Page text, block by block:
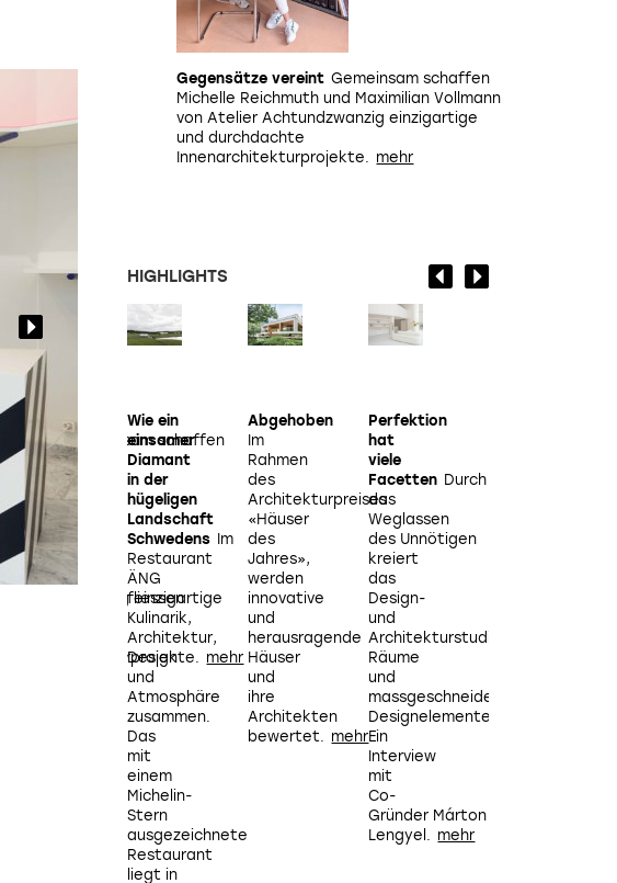
Die Shelves aus leuchtblauem Plexiglas lassen sich völlig
ermöglicht eine spontane Neugestaltung des
Accessoire gerade im Fokus steht.
Gegensätze vereint Gemeinsam schaffen
Michelle Reichmuth und Maximilian Vollmann
von Atelier Achtundzwanzig einzigartige
und durchdachte
Innenarchitekturprojekte.
HIGHLIGHTS
Gegensätze
vereint
Gemeinsam schaffen
Michelle
Reichmuth
und
Maximilian
Vollmann
von
Atelier
Achtundzwanzig einzigartige
Innenarchitekturprojekte.
Wie ein
einsamer
Diamant
in der
hügeligen
Landschaft
Schwedens Im
Restaurant
ÄNG
fliessen
Kulinarik,
Architektur,
Design
und
Atmosphäre
zusammen.
Das
mit
einem
Michelin-
Stern
ausgezeichnete
Restaurant
liegt in
Abgehoben
Im
Rahmen
des
Architekturpreises
«Häuser
des
Jahres»,
werden
innovative
und
herausragende
Häuser
und
ihre
Architekten
bewertet.
Perfektion
hat
viele
Facetten Durch
das
Weglassen
des Unnötigen
kreiert
das
Design-
und
Architekturstudio «URBA»
Räume
und
massgeschneiderte
Designelemente.
Ein
Interview
mit
Co-
Gründer Márton
Lengyel.